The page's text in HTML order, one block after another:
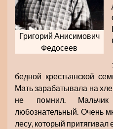
Григорий Анисимович
Федосеев
бедной крестьянской
Мать зарабатывала на
не помнил.
любознательный. Очень
лесу, который притягивал